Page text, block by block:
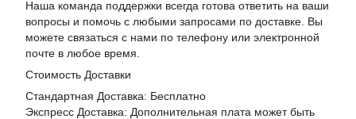
Наша команда поддержки всегда готова ответить на ваши
вопросы и помочь с любыми запросами по доставке. Вы
можете связаться с нами по телефону или электронной
почте в любое время.
Стоимость Доставки
Стандартная Доставка: Бесплатно
Экспресс Доставка: Дополнительная плата может быть